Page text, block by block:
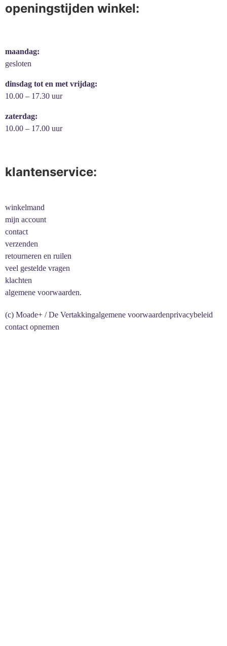
openingstijden winkel:
maandag:
gesloten
dinsdag tot en met vrijdag:
10.00 – 17.30 uur
zaterdag:
10.00 – 17.00 uur
klantenservice:
winkelmand
mijn account
contact
verzenden
retourneren en ruilen
veel gestelde vragen
klachten
algemene voorwaarden.
(c) Moade+ / De Vertakkingalgemene voorwaardenprivacybeleid
contact opnemen